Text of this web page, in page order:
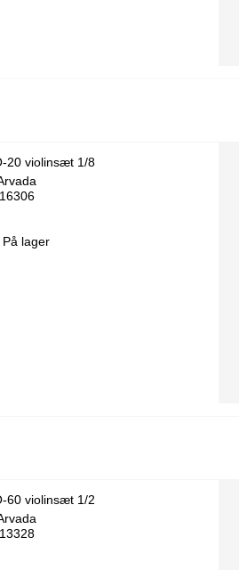
20 violinsæt 1/8
16306
På lager
60 violinsæt 1/2
13328